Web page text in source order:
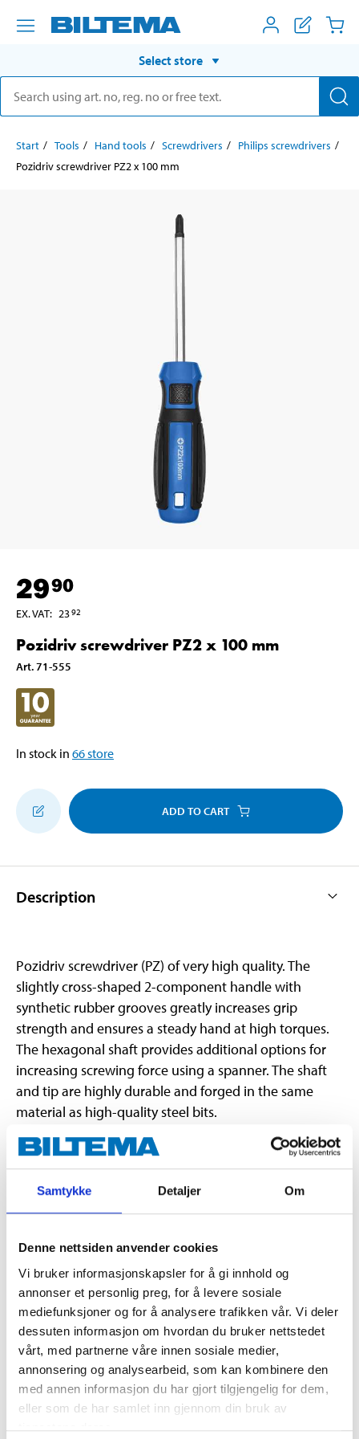
Samtykke Detaljer Om
Denne nettsiden anvender cookies
Vi bruker informasjonskapsler for å gi innhold og
annonser et personlig preg, for å levere sosiale
mediefunksjoner og for å analysere trafikken vår. Vi deler
dessuten informasjon om hvordan du bruker nettstedet
vårt, med partnerne våre innen sosiale medier,
annonsering og analysearbeid, som kan kombinere den
med annen informasjon du har gjort tilgjengelig for dem,
eller som de har samlet inn gjennom din bruk av
Select store
Start Tools Hand tools Screwdrivers
Philips screwdrivers
Pozidriv screwdriver PZ2 x 100 mm
2990
EX. VAT: 2392
Pozidriv screwdriver PZ2 x 100 mm
Art.71-555
In stock in 66store
ADD TO CART
Description
Pozidriv screwdriver (PZ) of very high quality. The
slightly cross-shaped 2-component handle with
synthetic rubber grooves greatly increases grip
strength and ensures a steady hand at high torques.
The hexagonal shaft provides additional options for
increasing screwing force using a spanner. The shaft
and tip are highly durable and forged in the same
material as high-quality steel bits.
Technical specifications
Material
PP + TPR (handle)
Type
PZ2
Length
100 mm (shaft)
Length
108 mm (handle)
Diameter
35 mm (handle)